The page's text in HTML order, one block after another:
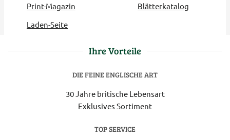
Print-Magazin
Blätterkatalog
Laden-Seite
Ihre Vorteile
DIE FEINE ENGLISCHE ART
30 Jahre britische Lebensart
Exklusives Sortiment
TOP SERVICE